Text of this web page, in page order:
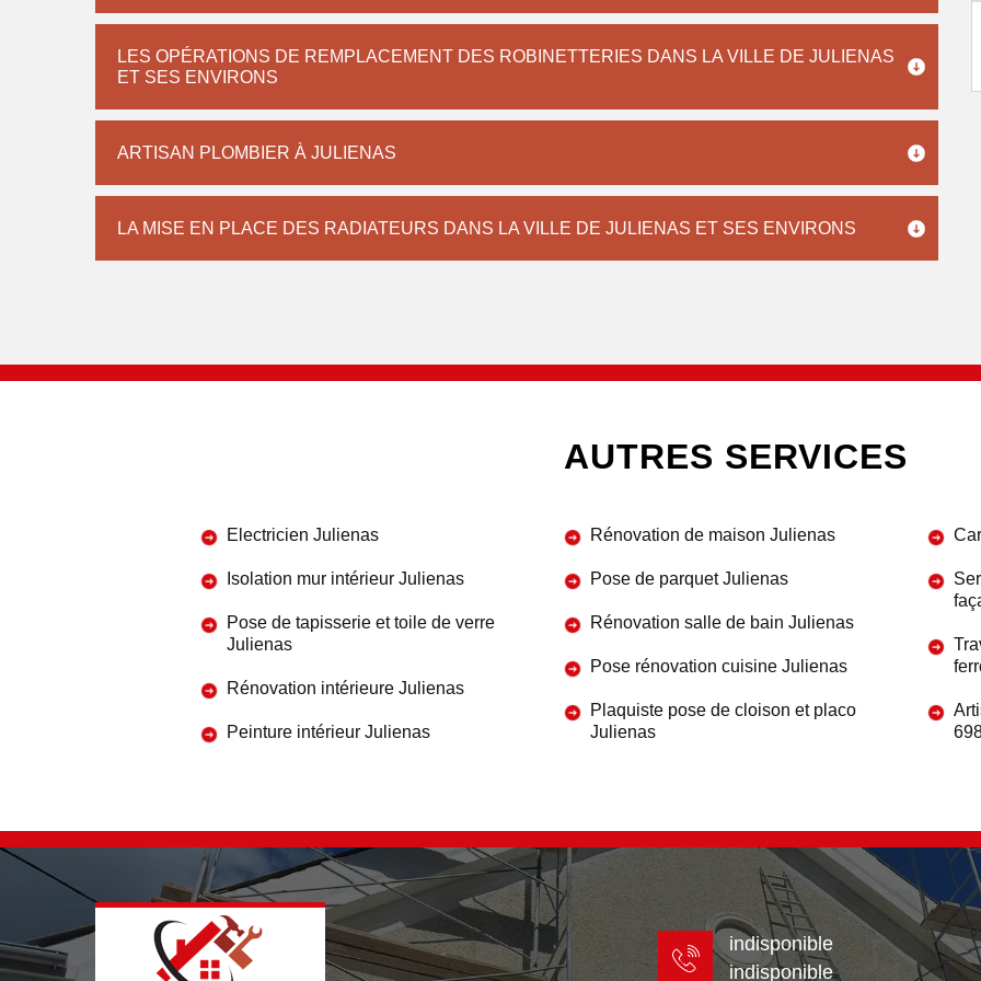
LES OPÉRATIONS DE REMPLACEMENT DES ROBINETTERIES DANS LA VILLE DE JULIENAS
ET SES ENVIRONS
ARTISAN PLOMBIER À JULIENAS
LA MISE EN PLACE DES RADIATEURS DANS LA VILLE DE JULIENAS ET SES ENVIRONS
AUTRES SERVICES
Electricien Julienas
Isolation mur intérieur Julienas
Pose de tapisserie et toile de verre
Julienas
Rénovation intérieure Julienas
Peinture intérieur Julienas
Rénovation de maison Julienas
Pose de parquet Julienas
Rénovation salle de bain Julienas
Pose rénovation cuisine Julienas
Plaquiste pose de cloison et placo
Julienas
indisponible
indisponible